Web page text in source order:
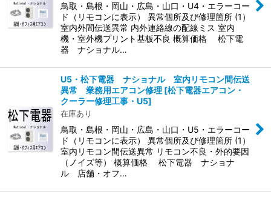
鳥取・島根・岡山・広島・山口・U4・エラーコー
ド（リモコンに表示） 異常個所及び修理箇所 (1）
室内外間伝送異常 内外連絡線の配線ミス 室内
機・室外機プリント基板不良 概算価格 松下電
器 ナショナル…
U5・松下電器 ナショナル 室内リモコン間伝送
異常 業務用エアコン修理 [松下電器エアコン・
クーラー修理工事・U5]
在庫あり
鳥取・島根・岡山・広島・山口・U5・エラーコー
ド（リモコンに表示） 異常個所及び修理箇所 (1）
室内リモコン間伝送異常 リモコン不良・外的要因
（ノイズ等） 概算価格 松下電器 ナショナ
ル 店舗・オフ…